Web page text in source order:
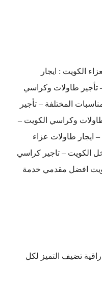
الكويت : ايجار
تأجير طاولات وكراسي
المختلفة – تأجير
وكراسي الكويت –
ايجار طاولات عزاء
الكويت – تاجير كراسي
افضل مقدمي خدمة
تضيف التميز لكل